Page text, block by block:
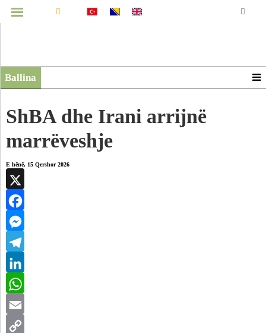
Infografikë
Ballina
ShBA dhe Irani arrijnë
marrëveshje
E hënë, 15 Qershor 2026